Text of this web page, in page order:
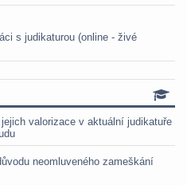
s judikaturou (online - živé
valorizace v aktuální judikatuře
neomluveného zameškání